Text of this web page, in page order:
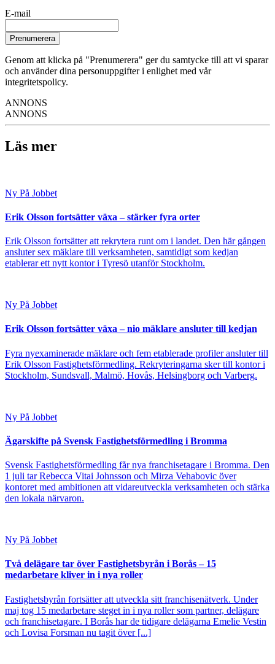
E-mail
Prenumerera
Genom att klicka på "Prenumerera" ger du samtycke till att vi sparar
och använder dina personuppgifter i enlighet med vår
integritetspolicy.
ANNONS
ANNONS
Läs mer
Ny På Jobbet
Erik Olsson fortsätter växa – stärker fyra orter
Erik Olsson fortsätter att rekrytera runt om i landet. Den här gången
ansluter sex mäklare till verksamheten, samtidigt som kedjan
etablerar ett nytt kontor i Tyresö utanför Stockholm.
Ny På Jobbet
Erik Olsson fortsätter växa – nio mäklare ansluter till kedjan
Fyra nyexaminerade mäklare och fem etablerade profiler ansluter till
Erik Olsson Fastighetsförmedling. Rekryteringarna sker till kontor i
Stockholm, Sundsvall, Malmö, Hovås, Helsingborg och Varberg.
Ny På Jobbet
Ägarskifte på Svensk Fastighetsförmedling i Bromma
Svensk Fastighetsförmedling får nya franchisetagare i Bromma. Den
1 juli tar Rebecca Vitai Johnsson och Mirza Vehabovic över
kontoret med ambitionen att vidareutveckla verksamheten och stärka
den lokala närvaron.
Ny På Jobbet
Två delägare tar över Fastighetsbyrån i Borås – 15
medarbetare kliver in i nya roller
Fastighetsbyrån fortsätter att utveckla sitt franchisenätverk. Under
maj tog 15 medarbetare steget in i nya roller som partner, delägare
och franchisetagare. I Borås har de tidigare delägarna Emelie Vestin
och Lovisa Forsman nu tagit över [...]